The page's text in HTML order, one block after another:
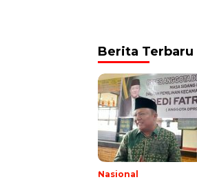
Berita Terbaru
Nasional